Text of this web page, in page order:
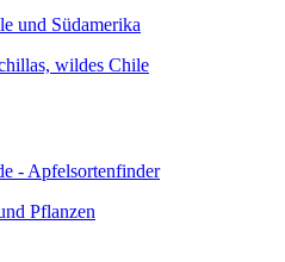
und Südamerika
wildes Chile
- Apfelsortenfinder
Pflanzen